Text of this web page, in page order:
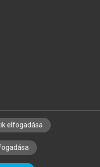
KÖNYVTÁROSOKNAK
ALAPELVEK
elfogadása